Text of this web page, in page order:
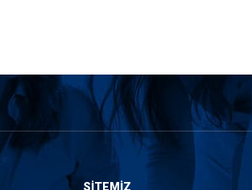
SITEMIZ